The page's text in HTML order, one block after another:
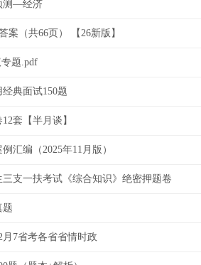
测—经济
案（共66页） 【26新版】
题.pdf
典面试150题
套【半月谈】
汇编（2025年11月版）
支一扶考试《综合知识》绝密押题卷
题
月7省考各省省情时政